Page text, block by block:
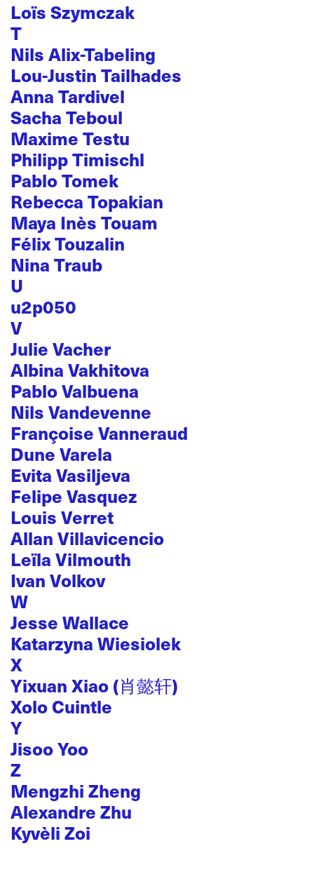
Loïs Szymczak
T
Nils Alix-Tabeling
Lou-Justin Tailhades
Anna Tardivel
Sacha Teboul
Maxime Testu
Philipp Timischl
Pablo Tomek
Rebecca Topakian
Maya Inès Touam
Félix Touzalin
Nina Traub
U
u2p050
V
Julie Vacher
Albina Vakhitova
Pablo Valbuena
Nils Vandevenne
Françoise Vanneraud
Dune Varela
Evita Vasiljeva
Felipe Vasquez
Louis Verret
Allan Villavicencio
Leïla Vilmouth
Ivan Volkov
W
Jesse Wallace
Katarzyna Wiesiolek
X
Yixuan Xiao (肖懿轩)
Xolo Cuintle
Y
Jisoo Yoo
Z
Mengzhi Zheng
Alexandre Zhu
Kyvèli Zoi